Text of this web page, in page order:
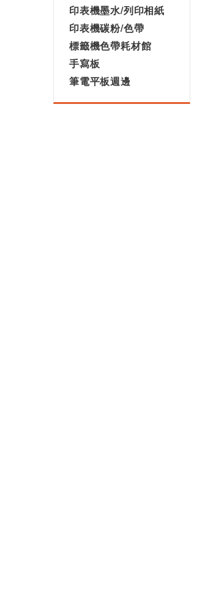
印表機墨水/列印相紙
印表機碳粉/色帶
標籤機色帶耗材館
手寫板
筆電平板週邊